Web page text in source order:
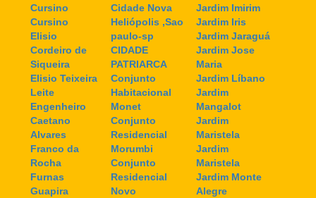
Cursino
Cursino
Elisio
Cordeiro de
Siqueira
Elisio Teixeira
Leite
Engenheiro
Caetano
Alvares
Franco da
Rocha
Furnas
Guapira
Cidade Nova
Heliópolis ,Sao
paulo-sp
CIDADE
PATRIARCA
Conjunto
Habitacional
Monet
Conjunto
Residencial
Morumbi
Conjunto
Residencial
Novo
Jardim Imirim
Jardim Iris
Jardim Jaraguá
Jardim Jose
Maria
Jardim Líbano
Jardim
Mangalot
Jardim
Maristela
Jardim
Maristela
Jardim Monte
Alegre